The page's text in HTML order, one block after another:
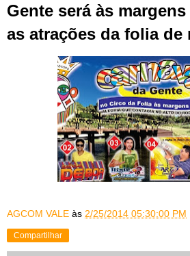
Gente será às
as atrações da folia de
AGCOM VALE às 2/25/2014 05:30:00 PM
Compartilhar